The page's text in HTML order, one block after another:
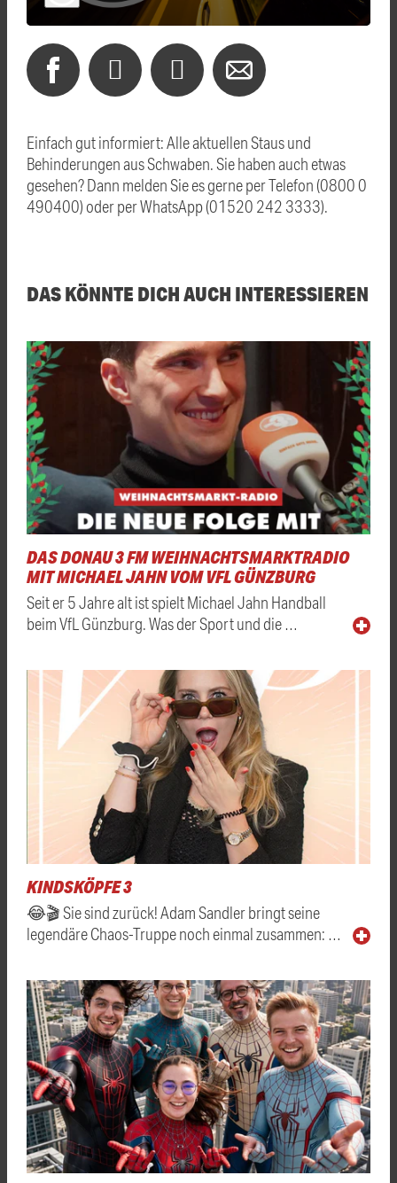
Einfach gut informiert: Alle aktuellen Staus und
Behinderungen aus Schwaben. Sie haben auch etwas
gesehen? Dann melden Sie es gerne per Telefon (0800 0
490400) oder per WhatsApp (01520 242 3333).
DAS KÖNNTE DICH AUCH INTERESSIEREN
DAS DONAU 3 FM WEIHNACHTSMARKTRADIO
MIT MICHAEL JAHN VOM VFL GÜNZBURG
Seit er 5 Jahre alt ist spielt Michael Jahn Handball
beim VfL Günzburg. Was der Sport und die …
KINDSKÖPFE 3
😂🎬 Sie sind zurück! Adam Sandler bringt seine
legendäre Chaos-Truppe noch einmal zusammen: …